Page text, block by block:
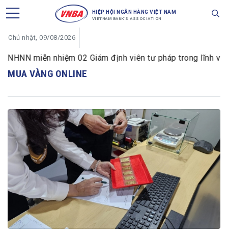
HIỆP HỘI NGÂN HÀNG VIỆT NAM
VIETNAM BANK'S ASSOCIATION
Chủ nhật, 09/08/2026
NHNN miễn nhiệm 02 Giám định viên tư pháp trong lĩnh vực
MUA VÀNG ONLINE